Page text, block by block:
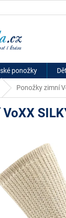
ponožky
Ponožky zimní